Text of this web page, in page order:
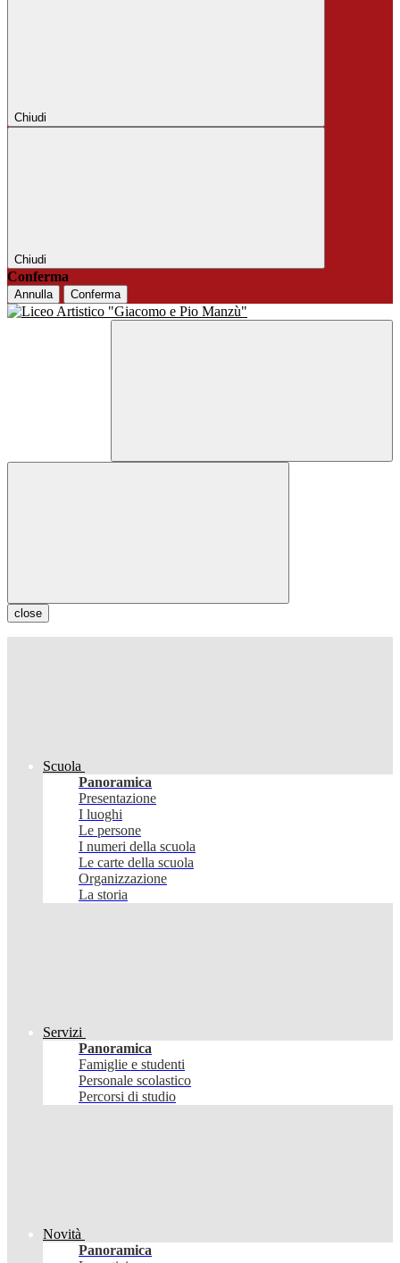
Chiudi
Chiudi
Conferma
Annulla Conferma
close
Scuola
Panoramica
Presentazione
I luoghi
Le persone
I numeri della scuola
Le carte della scuola
Organizzazione
La storia
Servizi
Panoramica
Famiglie e studenti
Personale scolastico
Percorsi di studio
Novità
Panoramica